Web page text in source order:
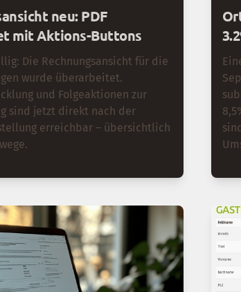
neu: PDF
mit Aktions-Buttons
Die Rechnungsansicht für die
wurde überarbeitet.
und Folgeaktionen zur
sind jetzt direkt nach der
erreichbar – übersichtlich
ab